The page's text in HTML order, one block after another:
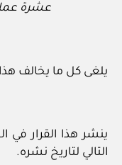
عشرة
يلغى كل ما يخالف
ينشر هذا القرار في
التالي لتاريخ نشره.